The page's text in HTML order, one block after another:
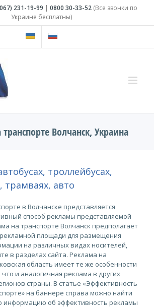
231-19-99 | 0800 30-33-52 (Все звонки по
Украине бесплатны)
Волчанск, Украина
троллейбусах,
трамваях, авто
в Волчанске представляется
способ рекламы представляемой
на транспорте Волчанск предполагает
площади для размещения
на различных видах носителей,
в разделах сайта. Реклама на
область имеет те же особенности
и аналогичная реклама в других
страны. В статье «Эффективность
на баннере справа можно найти
об эффективность рекламы